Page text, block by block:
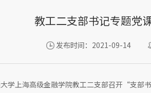
教工二支部书记专题党
发布时间：2021-09-14
学上海高级金融学院教工二支部召开“支部